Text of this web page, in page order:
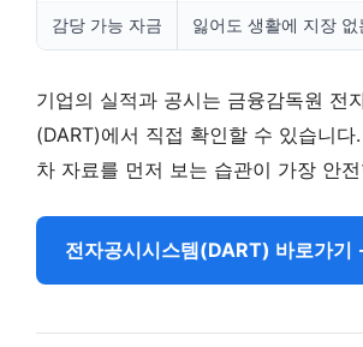
감당 가능 자금 잃어도 생활에 지장
기업의 실적과 공시는 금융감독원 전
(DART)에서 직접 확인할 수 있습니다
차 자료를 먼저 보는 습관이 가장 안
전자공시시스템(DART) 바로가기